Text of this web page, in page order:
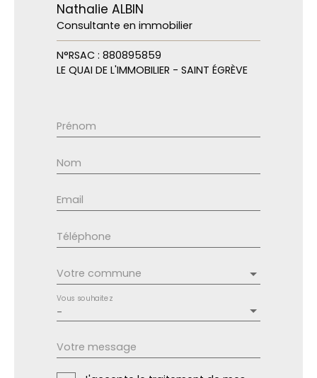
Nathalie ALBIN
Consultante en immobilier
N°RSAC : 880895859
LE QUAI DE L'IMMOBILIER - SAINT ÉGRÈVE
Prénom
Nom
Email
Téléphone
Votre commune
-
Vous souhaitez
Votre message